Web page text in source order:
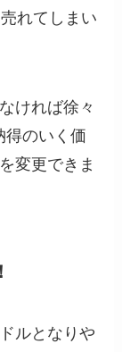
れてしまい
ければ徐々
得のいく価
変更できま
ルとなりや